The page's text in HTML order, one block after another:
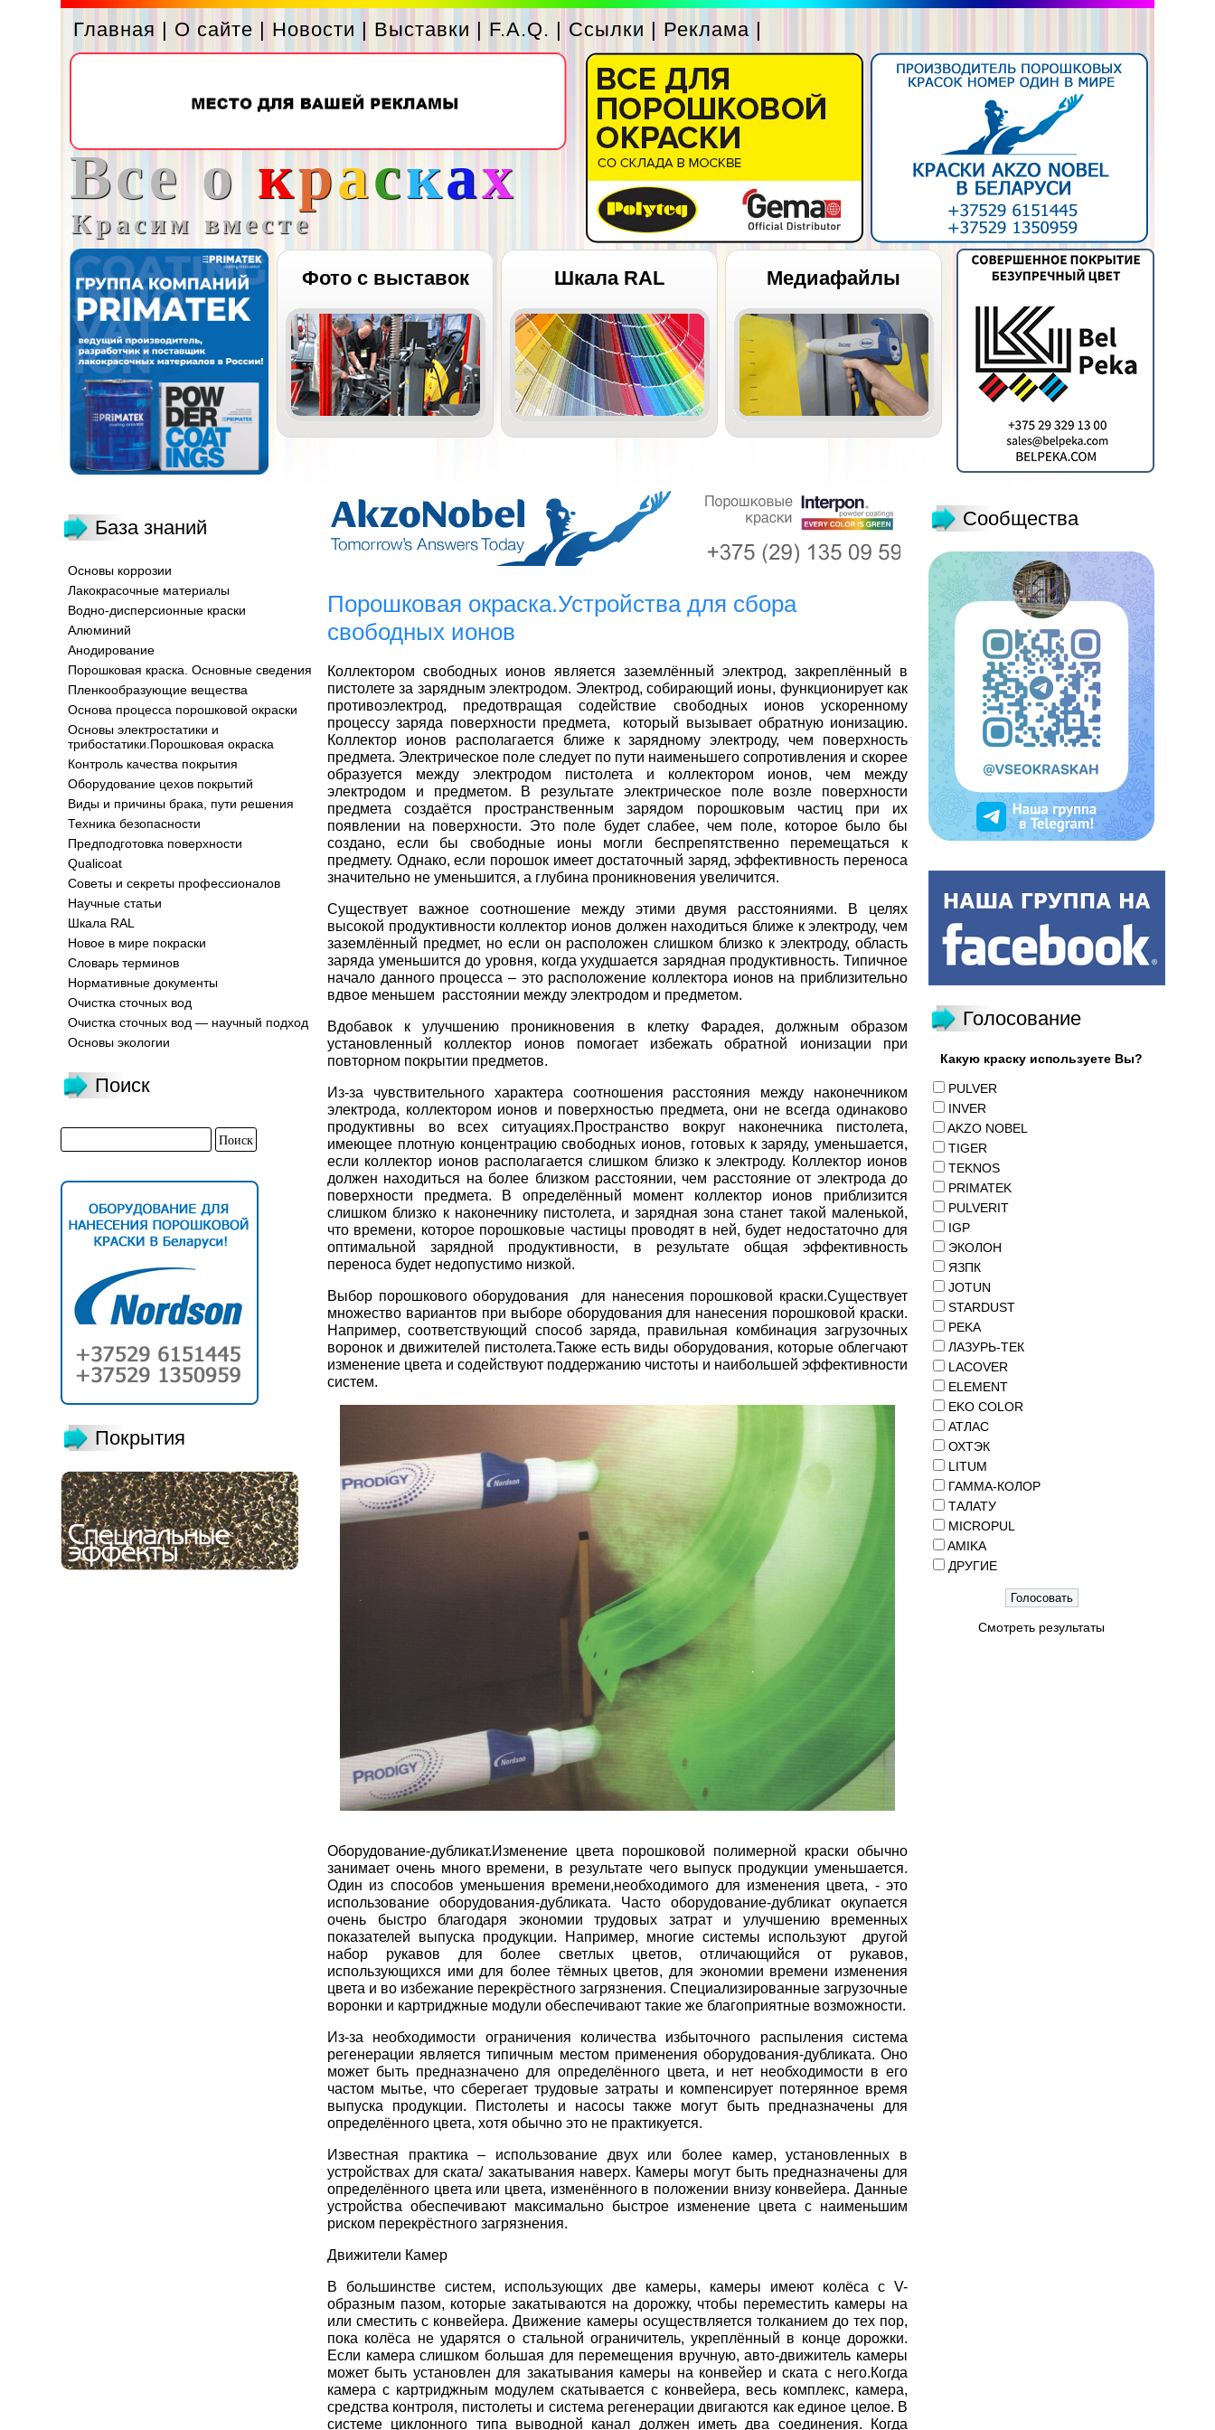
Главная | О сайте | Новости | Выставки | F.A.Q. | Ссылки | Реклама |
Все о красках
Красим вместе
Фото с выставок Шкала RAL Медиафайлы
База знаний
Основы коррозии
Лакокрасочные материалы
Водно-дисперсионные краски
Алюминий
Анодирование
Порошковая краска. Основные сведения
Пленкообразующие вещества
Основа процесса порошковой окраски
Основы электростатики и
трибостатики.Порошковая окраска
Контроль качества покрытия
Оборудование цехов покрытий
Виды и причины брака, пути решения
Техника безопасности
Предподготовка поверхности
Qualicoat
Советы и секреты профессионалов
Научные статьи
Шкала RAL
Новое в мире покраски
Словарь терминов
Нормативные документы
Очистка сточных вод
Очистка сточных вод — научный подход
Основы экологии
Поиск
Покрытия
Порошковая окраска.Устройства для сбора
свободных ионов
Коллектором свободных ионов является заземлённый электрод, закреплённый в
пистолете за зарядным электродом. Электрод, собирающий ионы, функционирует как
противоэлектрод, предотвращая содействие свободных ионов ускоренному
процессу заряда поверхности предмета, который вызывает обратную ионизацию.
Коллектор ионов располагается ближе к зарядному электроду, чем поверхность
предмета. Электрическое поле следует по пути наименьшего сопротивления и скорее
образуется между электродом пистолета и коллектором ионов, чем между
электродом и предметом. В результате электрическое поле возле поверхности
предмета создаётся пространственным зарядом порошковым частиц при их
появлении на поверхности. Это поле будет слабее, чем поле, которое было бы
создано, если бы свободные ионы могли беспрепятственно перемещаться к
предмету. Однако, если порошок имеет достаточный заряд, эффективность переноса
значительно не уменьшится, а глубина проникновения увеличится.
Существует важное соотношение между этими двумя расстояниями. В целях
высокой продуктивности коллектор ионов должен находиться ближе к электроду, чем
заземлённый предмет, но если он расположен слишком близко к электроду, область
заряда уменьшится до уровня, когда ухудшается зарядная продуктивность. Типичное
начало данного процесса – это расположение коллектора ионов на приблизительно
вдвое меньшем расстоянии между электродом и предметом.
Вдобавок к улучшению проникновения в клетку Фарадея, должным образом
установленный коллектор ионов помогает избежать обратной ионизации при
повторном покрытии предметов.
Из-за чувствительного характера соотношения расстояния между наконечником
электрода, коллектором ионов и поверхностью предмета, они не всегда одинаково
продуктивны во всех ситуациях.Пространство вокруг наконечника пистолета,
имеющее плотную концентрацию свободных ионов, готовых к заряду, уменьшается,
если коллектор ионов располагается слишком близко к электроду. Коллектор ионов
должен находиться на более близком расстоянии, чем расстояние от электрода до
поверхности предмета. В определённый момент коллектор ионов приблизится
слишком близко к наконечнику пистолета, и зарядная зона станет такой маленькой,
что времени, которое порошковые частицы проводят в ней, будет недостаточно для
оптимальной зарядной продуктивности, в результате общая эффективность
переноса будет недопустимо низкой.
Выбор порошкового оборудования для нанесения порошковой краски.Существует
множество вариантов при выборе оборудования для нанесения порошковой краски.
Например, соответствующий способ заряда, правильная комбинация загрузочных
воронок и движителей пистолета.Также есть виды оборудования, которые облегчают
изменение цвета и содействуют поддержанию чистоты и наибольшей эффективности
систем.
Оборудование-дубликат.Изменение цвета порошковой полимерной краски обычно
занимает очень много времени, в результате чего выпуск продукции уменьшается.
Один из способов уменьшения времени,необходимого для изменения цвета, - это
использование оборудования-дубликата. Часто оборудование-дубликат окупается
очень быстро благодаря экономии трудовых затрат и улучшению временных
показателей выпуска продукции. Например, многие системы используют другой
набор рукавов для более светлых цветов, отличающийся от рукавов,
использующихся ими для более тёмных цветов, для экономии времени изменения
цвета и во избежание перекрёстного загрязнения. Специализированные загрузочные
воронки и картриджные модули обеспечивают такие же благоприятные возможности.
Из-за необходимости ограничения количества избыточного распыления система
регенерации является типичным местом применения оборудования-дубликата. Оно
может быть предназначено для определённого цвета, и нет необходимости в его
частом мытье, что сберегает трудовые затраты и компенсирует потерянное время
выпуска продукции. Пистолеты и насосы также могут быть предназначены для
определённого цвета, хотя обычно это не практикуется.
Известная практика – использование двух или более камер, установленных в
устройствах для ската/ закатывания наверх. Камеры могут быть предназначены для
определённого цвета или цвета, изменённого в положении внизу конвейера. Данные
устройства обеспечивают максимально быстрое изменение цвета с наименьшим
риском перекрёстного загрязнения.
Движители Камер
В большинстве систем, использующих две камеры, камеры имеют колёса с V-
образным пазом, которые закатываются на дорожку, чтобы переместить камеры на
или сместить с конвейера. Движение камеры осуществляется толканием до тех пор,
пока колёса не ударятся о стальной ограничитель, укреплённый в конце дорожки.
Если камера слишком большая для перемещения вручную, авто-движитель камеры
может быть установлен для закатывания камеры на конвейер и ската с него.Когда
камера с картриджным модулем скатывается с конвейера, весь комплекс, камера,
средства контроля, пистолеты и система регенерации двигаются как единое целое. В
системе циклонного типа выводной канал должен иметь два соединения. Когда
Сообщества
Голосование
Какую краску используете Вы?
PULVER
INVER
AKZO NOBEL
TIGER
TEKNOS
PRIMATEK
PULVERIT
IGP
ЭКОЛОН
ЯЗПК
JOTUN
STARDUST
PEKA
ЛАЗУРЬ-ТЕК
LACOVER
ELEMENT
EKO COLOR
АТЛАС
ОХТЭК
LITUM
ГАММА-КОЛОР
ТАЛАТУ
MICROPUL
AMIKA
ДРУГИЕ
Смотреть результаты